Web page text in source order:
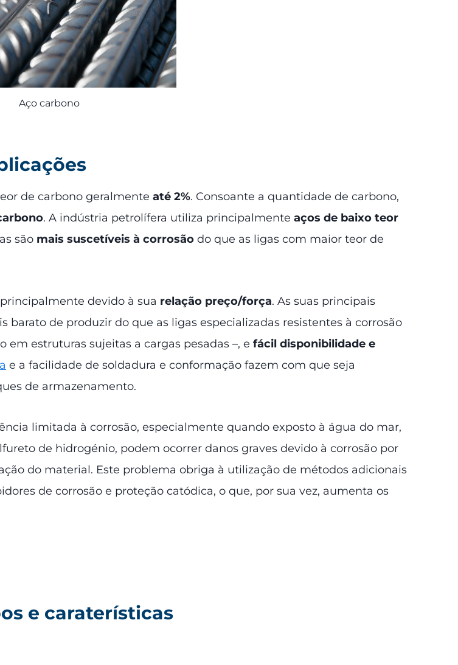
Aço carbono
de carbono geralmente até 2%. Consoante a quantidade de carbono,
. A indústria petrolífera utiliza principalmente aços de baixo teor
são mais suscetíveis à corrosão do que as ligas com maior teor de
devido à sua relação preço/força. As suas principais
barato de produzir do que as ligas especializadas resistentes à corrosão
em estruturas sujeitas a cargas pesadas –, e fácil disponibilidade e
e a facilidade de soldadura e conformação fazem com que seja
de armazenamento.
limitada à corrosão, especialmente quando exposto à água do mar,
de hidrogénio, podem ocorrer danos graves devido à corrosão por
do material. Este problema obriga à utilização de métodos adicionais
de corrosão e proteção catódica, o que, por sua vez, aumenta os
e caraterísticas